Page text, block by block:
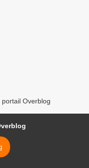
Overblog